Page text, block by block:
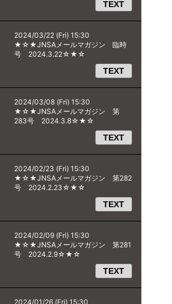
TEXT
2024/03/22 (Fri) 15:30
★☆★JNSAメールマガジン 臨時
号 2024.3.22☆★☆
TEXT
2024/03/08 (Fri) 15:30
★☆★JNSAメールマガジン 第
283号 2024.3.8☆★☆
TEXT
2024/02/23 (Fri) 15:30
★☆★JNSAメールマガジン 第282
号 2024.2.23☆★☆
TEXT
2024/02/09 (Fri) 15:30
★☆★JNSAメールマガジン 第281
号 2024.2.9☆★☆
TEXT
2024/01/26 (Fri) 15:30